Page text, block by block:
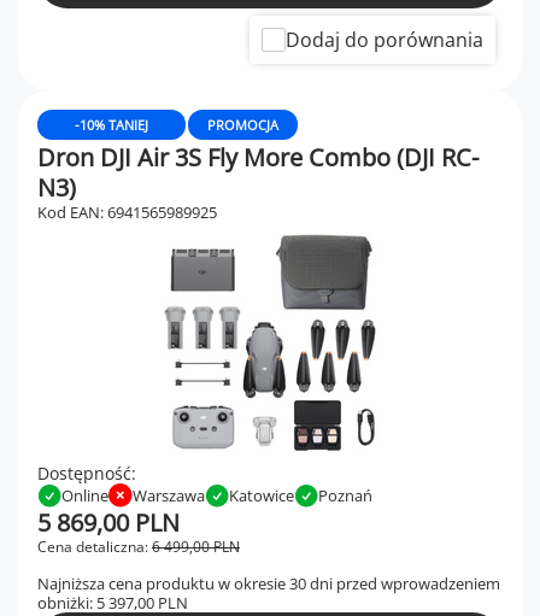
Dodaj do porównania
PROMOCJA
-10% TANIEJ
Dron DJI Air 3S Fly More Combo (DJI RC-
N3)
Kod EAN: 6941565989925
Dostępność:
Online Warszawa Katowice Poznań
Cena detaliczna:6 499,00 PLN
5 869,00 PLN
Najniższa cena produktu w okresie 30 dni przed wprowadzeniem
obniżki: 5 397,00 PLN